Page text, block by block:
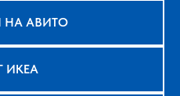
НА АВИТО
ИКЕА